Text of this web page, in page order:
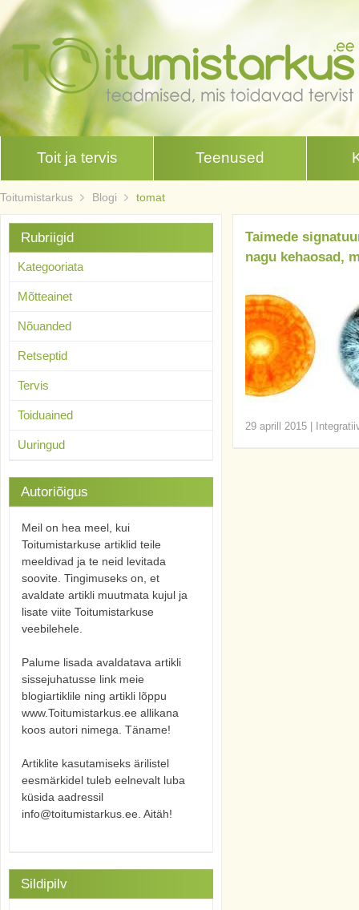
Toit ja tervis Teenused
Toitumistarkus Blogi tomat
Taimede
nagu kehaosad,
29 aprill 2015
Rubriigid
Kategooriata
Mõtteainet
Nõuanded
Retseptid
Tervis
Toiduained
Uuringud
Autoriõigus
Meil on hea meel, kui
Toitumistarkuse artiklid teile
meeldivad ja te neid levitada
soovite. Tingimuseks on, et
avaldate artikli muutmata kujul ja
lisate viite Toitumistarkuse
veebilehele.
Palume lisada avaldatava artikli
sissejuhatusse link meie
blogiartiklile ning artikli lõppu
www.Toitumistarkus.ee allikana
koos autori nimega. Täname!
Artiklite kasutamiseks ärilistel
eesmärkidel tuleb eelnevalt luba
küsida aadressil
info@toitumistarkus.ee. Aitäh!
Sildipilv